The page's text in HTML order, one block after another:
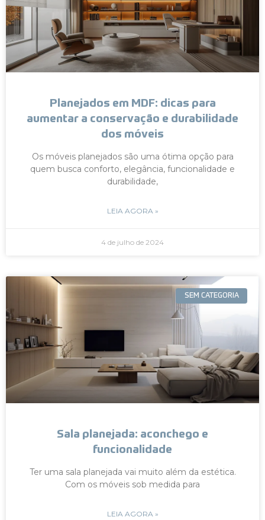
Planejados em MDF: dicas para
aumentar a conservação e durabilidade
dos móveis
Os móveis planejados são uma ótima opção para
quem busca conforto, elegância, funcionalidade e
durabilidade,
LEIA AGORA »
4 de julho de 2024
SEM CATEGORIA
Sala planejada: aconchego e
funcionalidade
Ter uma sala planejada vai muito além da estética.
Com os móveis sob medida para
LEIA AGORA »